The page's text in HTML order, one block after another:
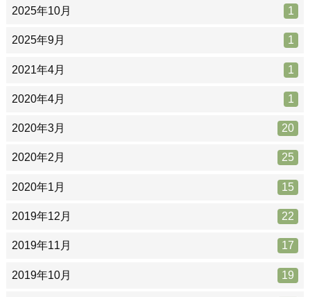
2025年10月 1
2025年9月 1
2021年4月 1
2020年4月 1
2020年3月 20
2020年2月 25
2020年1月 15
2019年12月 22
2019年11月 17
2019年10月 19